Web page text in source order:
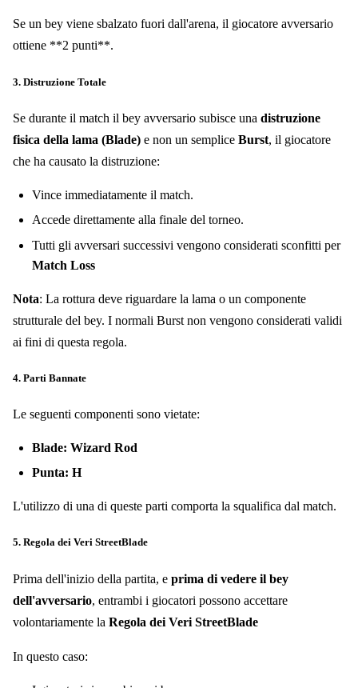
Se un bey viene sbalzato fuori dall'arena, il giocatore avversario
ottiene **2 punti**.
3. Distruzione Totale
Se durante il match il bey avversario subisce una distruzione
fisica della lama (Blade) e non un semplice Burst, il giocatore
che ha causato la distruzione:
Vince immediatamente il match.
Accede direttamente alla finale del torneo.
Tutti gli avversari successivi vengono considerati sconfitti per
Match Loss
Nota: La rottura deve riguardare la lama o un componente
strutturale del bey. I normali Burst non vengono considerati validi
ai fini di questa regola.
4. Parti Bannate
Le seguenti componenti sono vietate:
Blade: Wizard Rod
Punta: H
L'utilizzo di una di queste parti comporta la squalifica dal match.
5. Regola dei Veri StreetBlade
Prima dell'inizio della partita, e prima di vedere il bey
dell'avversario, entrambi i giocatori possono accettare
volontariamente la Regola dei Veri StreetBlade
In questo caso: